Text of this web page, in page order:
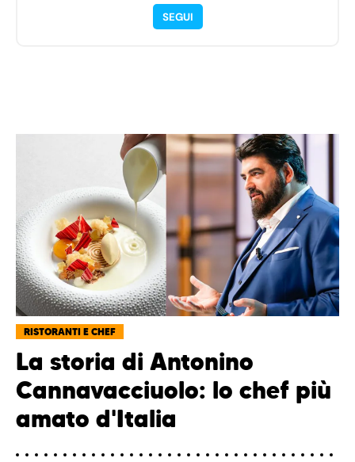
SEGUI
RISTORANTI E CHEF
La storia di Antonino
Cannavacciuolo: lo chef più
amato d'Italia